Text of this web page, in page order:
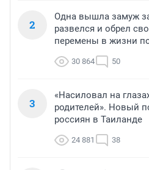
2
Одна вышла замуж
развелся и обрел
перемены в жизни
30 864 50
3
«Насиловал на
родителей». Новый
россиян в Таиланде
24 881 38